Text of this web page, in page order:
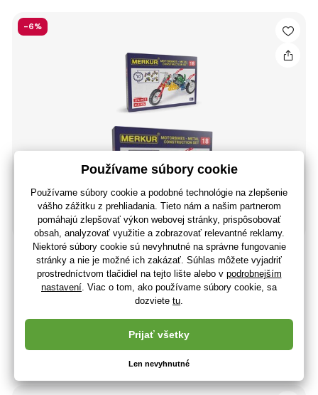
-6%
Stavebnica Merkur Motocykle M018
,04 €
,45 €(-6 %)
(U vás 10.08.)